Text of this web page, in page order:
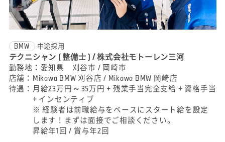
BMW 中途採用
テクニシャン ( 整備士 ) / 株式会社モトーレン三河
勤務地： 愛知県 刈谷市 / 岡崎市
店舗： Mikawa BMW 刈谷店 / Mikawa BMW 岡崎店
待遇： 月給23万円 ~ 35万円 + 残業手当完全支給 + 資格手当
+ インセンティブ
※ 経験者は前職給与をベースにスタート給を設定
します！まずは面接でご相談ください。
昇給年1回 / 賞与年2回